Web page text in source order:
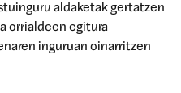
aldaketak gertatzen
orrialdeen egitura
inguruan oinarritzen